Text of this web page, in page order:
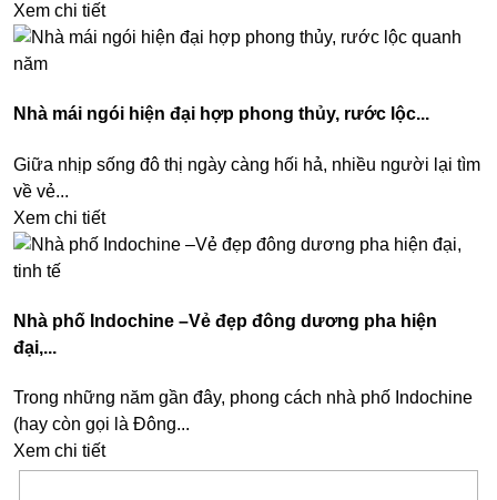
Xem chi tiết
Nhà mái ngói hiện đại hợp phong thủy, rước lộc...
Giữa nhịp sống đô thị ngày càng hối hả, nhiều người lại tìm
về vẻ...
Xem chi tiết
Nhà phố Indochine –Vẻ đẹp đông dương pha hiện
đại,...
Trong những năm gần đây, phong cách nhà phố Indochine
(hay còn gọi là Đông...
Xem chi tiết